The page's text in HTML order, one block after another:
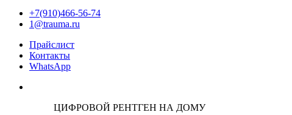
+7(910)466-56-74
1@trauma.ru
Прайслист
Контакты
WhatsApp
ЦИФРОВОЙ РЕНТГЕН НА ДОМУ